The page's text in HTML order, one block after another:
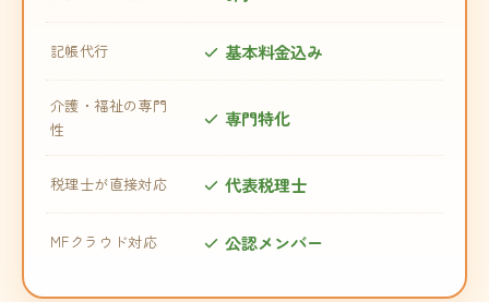
記帳代行 基本料金込み
介護・福祉の専門
性
専門特化
税理士が直接対応 代表税理士
MFクラウド対応 公認メンバー